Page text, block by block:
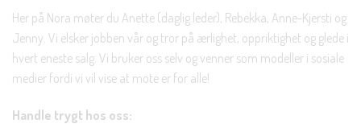
Her på Nora møter du Anette (daglig leder), Rebekka, Anne-Kjersti og
Jenny. Vi elsker jobben vår og tror på ærlighet, oppriktighet og glede i
hvert eneste salg. Vi bruker oss selv og venner som modeller i sosiale
medier fordi vi vil vise at mote er for alle!
Handle trygt hos oss: